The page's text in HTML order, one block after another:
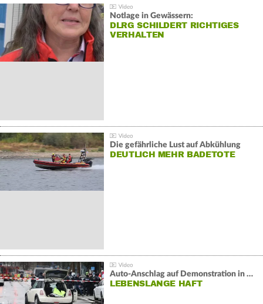
Notlage in Gewässern:
DLRG SCHILDERT RICHTIGES
VERHALTEN
Die gefährliche Lust auf Abkühlung
DEUTLICH MEHR BADETOTE
Auto-Anschlag auf Demonstration in München:
LEBENSLANGE HAFT